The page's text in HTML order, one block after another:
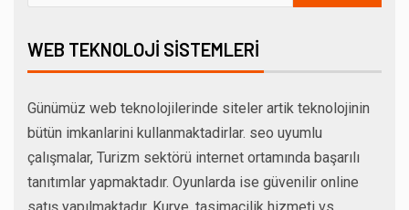
WEB TEKNOLOJI SISTEMLERI
Günümüz web teknolojilerinde siteler artik teknolojinin
bütün imkanlarini kullanmaktadirlar. seo uyumlu
çalışmalar, Turizm sektörü internet ortamında başarılı
tanıtımlar yapmaktadır. Oyunlarda ise güvenilir online